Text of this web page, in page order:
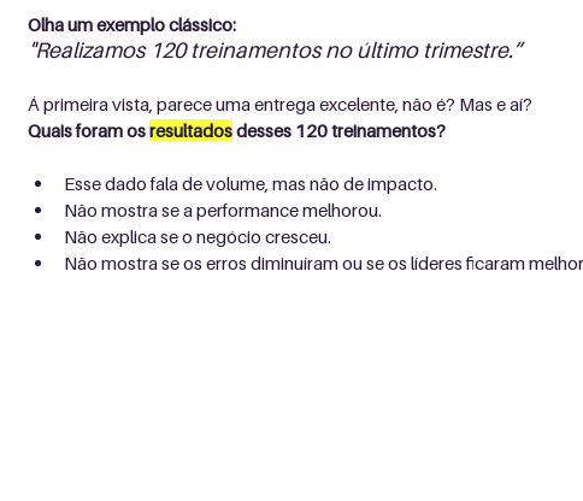
Olha um exemplo clássico:
"Realizamos 120 treinamentos no último trimestre.”
Á primeira vista, parece uma entrega excelente, não é? Mas e aí?
Quais foram os resultados desses 120 treinamentos?
Esse dado fala de volume, mas não de impacto.
Não mostra se a performance melhorou.
Não explica se o negócio cresceu.
Não mostra se os erros diminuíram ou se os líderes ficaram